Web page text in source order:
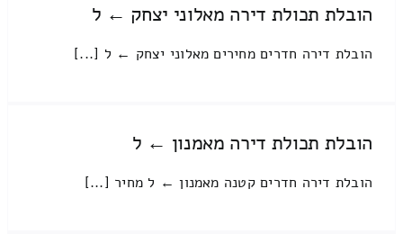
הובלת תכולת דירה מאלוני יצחק ← ל
הובלת דירה חדרים מחירים מאלוני יצחק ← ל [...]
הובלת תכולת דירה מאמנון ← ל
הובלת דירה חדרים קטנה מאמנון ← ל מחיר [...]